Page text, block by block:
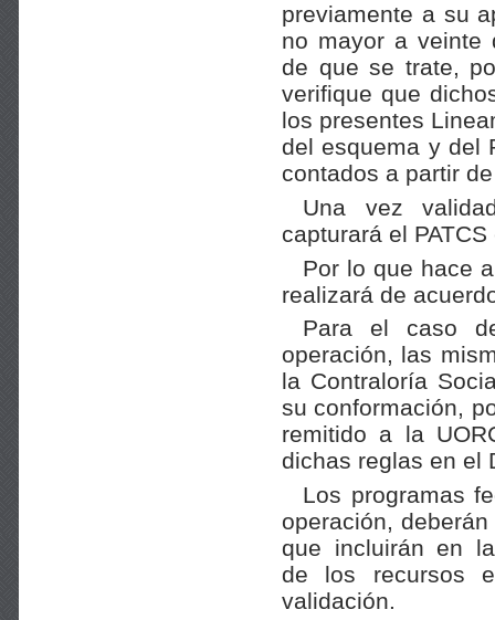
previamente a su
no mayor a veinte
de que se trate,
verifique que
los presentes
del esquema y del
contados a partir
Una vez
capturará el
Por lo que hace
realizará de
Para el caso
operación, las
la Contraloría
su conformación,
remitido a la
dichas reglas en el
Los programas
operación,
que incluirán en
de los recursos
validación.